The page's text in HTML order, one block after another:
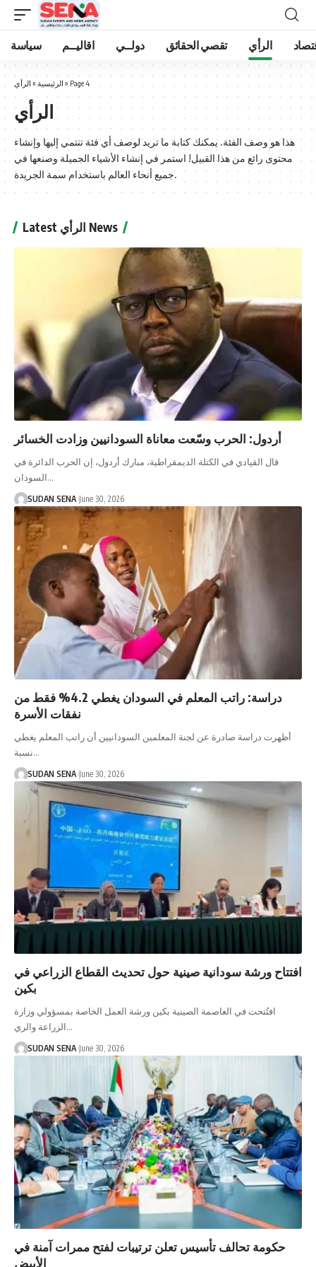
سياسة اقاليــم دولــي تقصي الحقائق الرأي
الرئيسية » الرأي » Page 4
الرأي
هذا هو وصف الفئة. يمكنك كتابة ما تريد لوصف أي فئة تنتمي إليها وإنشاء
محتوى رائع من هذا القبيل! استمر في إنشاء الأشياء الجميلة وصنعها في
جميع أنحاء العالم باستخدام سمة الجريدة.
Latest الرأي News
أردول: الحرب وسّعت معاناة السودانيين وزادت الخسائر
قال القيادي في الكتلة الديمقراطية، مبارك أردول، إن الحرب الدائرة في
السودان…
SUDAN SENA June 30, 2026
دراسة: راتب المعلم في السودان يغطي 4.2% فقط من
نفقات الأسرة
أظهرت دراسة صادرة عن لجنة المعلمين السودانيين أن راتب المعلم يغطي
نسبة…
SUDAN SENA June 30, 2026
افتتاح ورشة سودانية صينية حول تحديث القطاع الزراعي في
بكين
افتُتحت في العاصمة الصينية بكين ورشة العمل الخاصة بمسؤولي وزارة
الزراعة والري…
SUDAN SENA June 30, 2026
حكومة تحالف تأسيس تعلن ترتيبات لفتح ممرات آمنة في
الأبيض